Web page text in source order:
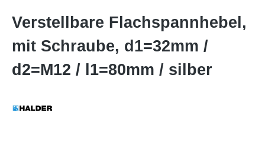
Verstellbare Flachspannhebel,
mit Schraube, d1=32mm /
d2=M12 / l1=80mm / silber